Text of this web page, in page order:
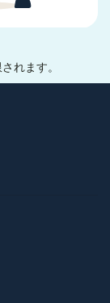
れます。